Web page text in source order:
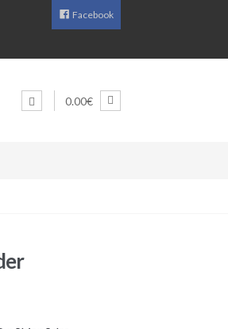
Facebook
0.00€